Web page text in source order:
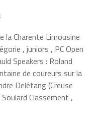
la Charente Limousine
, juniors , PC Open
Speakers : Roland
de coureurs sur la
Delétang (Creuse
Classement ,